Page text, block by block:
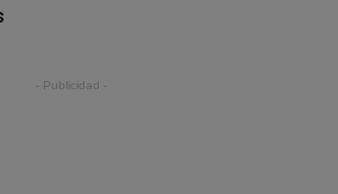
- Publicidad -